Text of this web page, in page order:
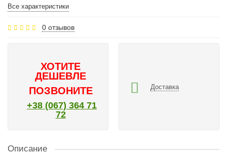
Все характеристики
0 отзывов
ХОТИТЕ
ДЕШЕВЛЕ
ПОЗВОНИТЕ
+38 (067) 364 71
72
Доставка
Описание